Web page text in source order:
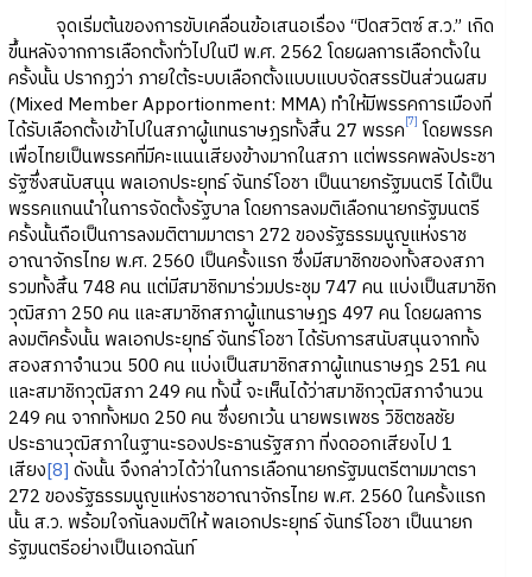
จุดเริ่มต้นของการขับเคลื่อนข้อเสนอเรื่อง “ปิดสวิตซ์ ส.ว.” เกิด
ขึ้นหลังจากการเลือกตั้งทั่วไปในปี พ.ศ. 2562 โดยผลการเลือกตั้งใน
ครั้งนั้น ปรากฏว่า ภายใต้ระบบเลือกตั้งแบบแบบจัดสรรปันส่วนผสม
(Mixed Member Apportionment: MMA) ทำให้มีพรรคการเมืองที่
ได้รับเลือกตั้งเข้าไปในสภาผู้แทนราษฎรทั้งสิ้น 27 พรรค[7] โดยพรรค
เพื่อไทยเป็นพรรคที่มีคะแนนเสียงข้างมากในสภา แต่พรรคพลังประชา
รัฐซึ่งสนับสนุน พลเอกประยุทธ์ จันทร์โอชา เป็นนายกรัฐมนตรี ได้เป็น
พรรคแกนนำในการจัดตั้งรัฐบาล โดยการลงมติเลือกนายกรัฐมนตรี
ครั้งนั้นถือเป็นการลงมติตามมาตรา 272 ของรัฐธรรมนูญแห่งราช
อาณาจักรไทย พ.ศ. 2560 เป็นครั้งแรก ซึ่งมีสมาชิกของทั้งสองสภา
รวมทั้งสิ้น 748 คน แต่มีสมาชิกมาร่วมประชุม 747 คน แบ่งเป็นสมาชิก
วุฒิสภา 250 คน และสมาชิกสภาผู้แทนราษฎร 497 คน โดยผลการ
ลงมติครั้งนั้น พลเอกประยุทธ์ จันทร์โอชา ได้รับการสนับสนุนจากทั้ง
สองสภาจำนวน 500 คน แบ่งเป็นสมาชิกสภาผู้แทนราษฎร 251 คน
และสมาชิกวุฒิสภา 249 คน ทั้งนี้ จะเห็นได้ว่าสมาชิกวุฒิสภาจำนวน
249 คน จากทั้งหมด 250 คน ซึ่งยกเว้น นายพรเพชร วิชิตชลชัย
ประธานวุฒิสภาในฐานะรองประธานรัฐสภา ที่งดออกเสียงไป 1
เสียง[8] ดังนั้น จึงกล่าวได้ว่าในการเลือกนายกรัฐมนตรีตามมาตรา
272 ของรัฐธรรมนูญแห่งราชอาณาจักรไทย พ.ศ. 2560 ในครั้งแรก
นั้น ส.ว. พร้อมใจกันลงมติให้ พลเอกประยุทธ์ จันทร์โอชา เป็นนายก
รัฐมนตรีอย่างเป็นเอกฉันท์